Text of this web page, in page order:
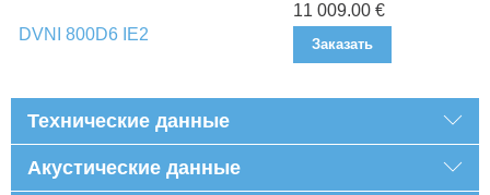
DVNI 800D6 IE2
11 009.00 €
Заказать
Технические данные
Акустические данные